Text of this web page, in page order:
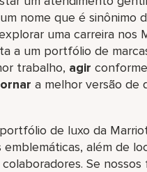
nome que é
uma carreira nos
a um portfólio de
trabalho,​ agir
a melhor versão de
de luxo da
além de
Se